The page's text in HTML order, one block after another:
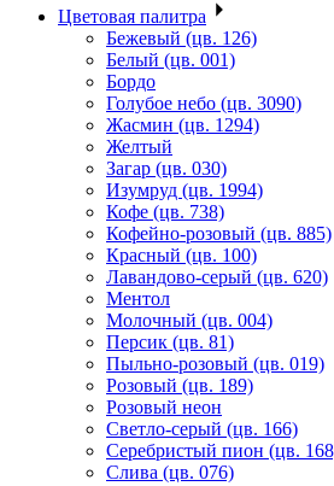
Цветовая палитра
Бежевый (цв. 126)
Белый (цв. 001)
Бордо
Голубое небо (цв. 3090)
Жасмин (цв. 1294)
Желтый
Загар (цв. 030)
Изумруд (цв. 1994)
Кофе (цв. 738)
Кофейно-розовый (цв. 885)
Красный (цв. 100)
Лавандово-серый (цв. 620)
Ментол
Молочный (цв. 004)
Персик (цв. 81)
Пыльно-розовый (цв. 019)
Розовый (цв. 189)
Розовый неон
Светло-серый (цв. 166)
Серебристый пион (цв.
Слива (цв. 076)